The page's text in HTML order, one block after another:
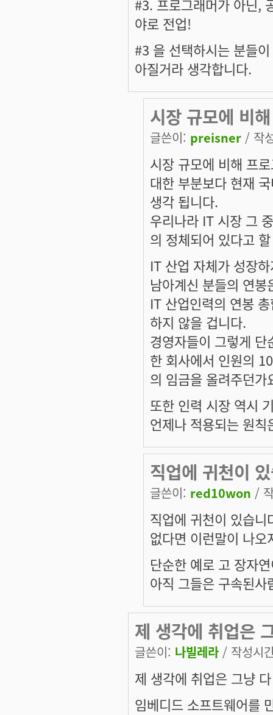
#3. 프로그래머가 아닌,
야로 전업!
#3 을 선택하시는 분들
아질거라 생각합니다.
시장 규모에 비
글쓴이: preisner / 작
시장 규모에 비해 프
대한 부분보다 현재
생각 됩니다.
우리나라 IT 시장 그
의 정체되어 있다고
IT 산업 자체가 성장
남아계신 분들의 연
IT 산업인력의 연봉
하지 않을 겁니다.
경영자들이 그렇게
한 회사에서 인원의
의 임금을 올려주던가
또한 인력 시장 역시
언제나 적용되는 원칙
직업에 귀천이
글쓴이: red10won /
직업에 귀천이 있습니
없다면 이런말이 나
단순한 예로 고 장자
아직 그들은 구속된
제 생각에 취업은
글쓴이: 나빌레라 / 작성시
제 생각에 취업은 그냥
임베디드 소프트웨어를